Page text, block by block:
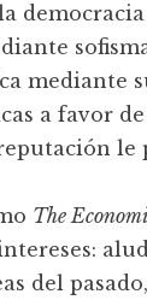
mediante
a favor
le
The
del